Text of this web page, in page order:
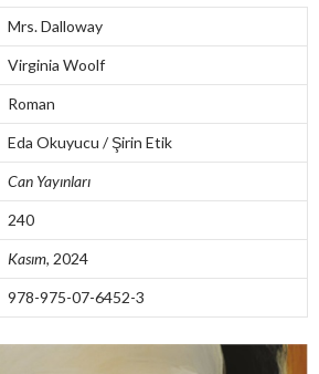
Mrs. Dalloway
Virginia Woolf
Roman
Eda Okuyucu / Şirin Etik
Can Yayınları
240
Kasım, 2024
978-975-07-6452-3